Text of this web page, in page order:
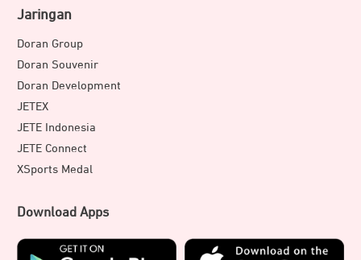
Jaringan
Doran Group
Doran Souvenir
Doran Development
JETEX
JETE Indonesia
JETE Connect
XSports Medal
Download Apps